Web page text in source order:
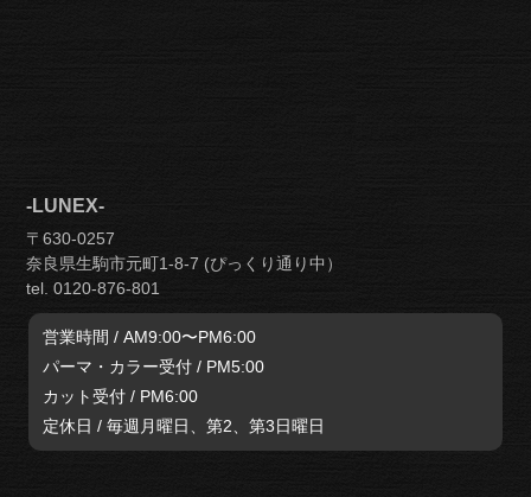
-LUNEX-
〒630-0257
奈良県生駒市元町1-8-7 (ぴっくり通り中）
tel. 0120-876-801
営業時間 / AM9:00〜PM6:00
パーマ・カラー受付 / PM5:00
カット受付 / PM6:00
定休日 / 毎週月曜日、第2、第3日曜日